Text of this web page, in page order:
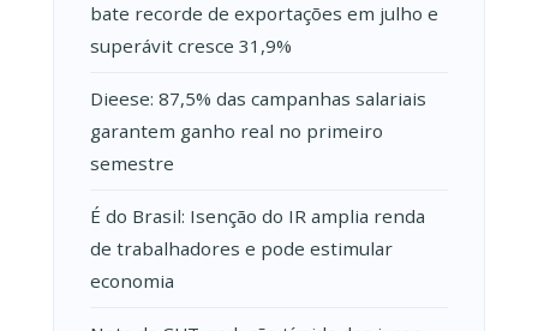
bate recorde de exportações em julho e
superávit cresce 31,9%
Dieese: 87,5% das campanhas salariais
garantem ganho real no primeiro
semestre
É do Brasil: Isenção do IR amplia renda
de trabalhadores e pode estimular
economia